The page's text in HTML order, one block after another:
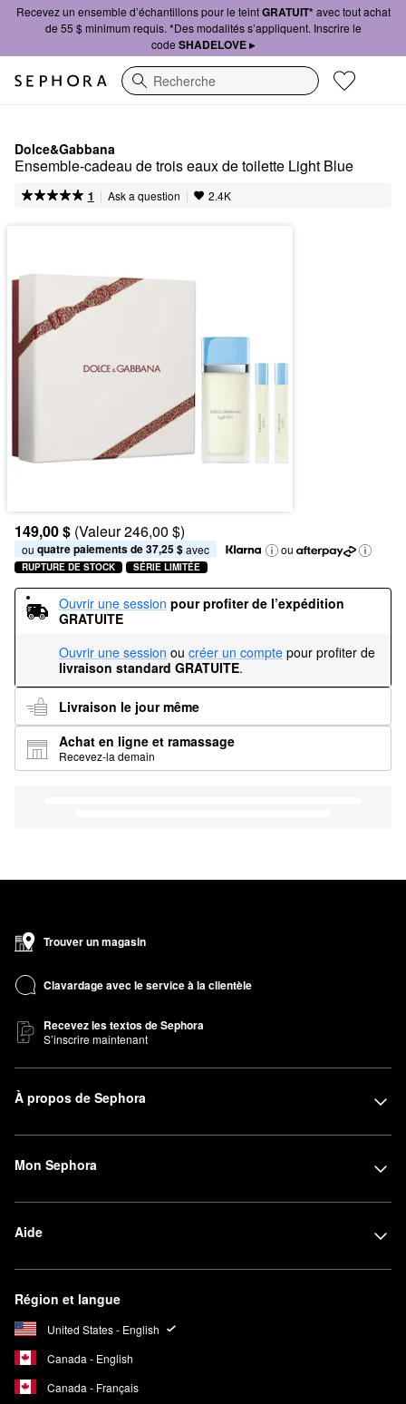
Recevez un ensemble d’échantillons pour le teintGRATUIT*avec tout achat
de 55 $ minimum requis. *Des modalités s’appliquent. Inscrire le
code SHADELOVE ▸
Recherche
Dolce&Gabbana
Ensemble-cadeau de trois eaux de toilette Light Blue
1 | Ask a question | 2.4K
149,00 $ (Valeur 246,00 $)
ou quatre paiements de 37,25 $ avec ou
RUPTURE DE STOCK SÉRIE LIMITÉE
Ouvrir une session pour profiter de l’expédition
GRATUITE
Ouvrir une session ou créer un compte pour profiter de
livraison standard GRATUITE.
Livraison le jour même
Achat en ligne et ramassage
Recevez-la demain
Trouver un magasin
Clavardage avec le service à la clientèle
Recevez les textos de Sephora
S’inscrire maintenant
À propos de Sephora
Mon Sephora
Aide
Région et langue
United States - English
Canada - English
Canada - Français